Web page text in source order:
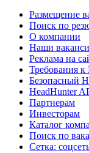
Размещение
Поиск по
О компании
Наши
Реклама на
Требования
Безопасный
HeadHunter
Партнерам
Инвесторам
Каталог
Поиск по
Сетка: